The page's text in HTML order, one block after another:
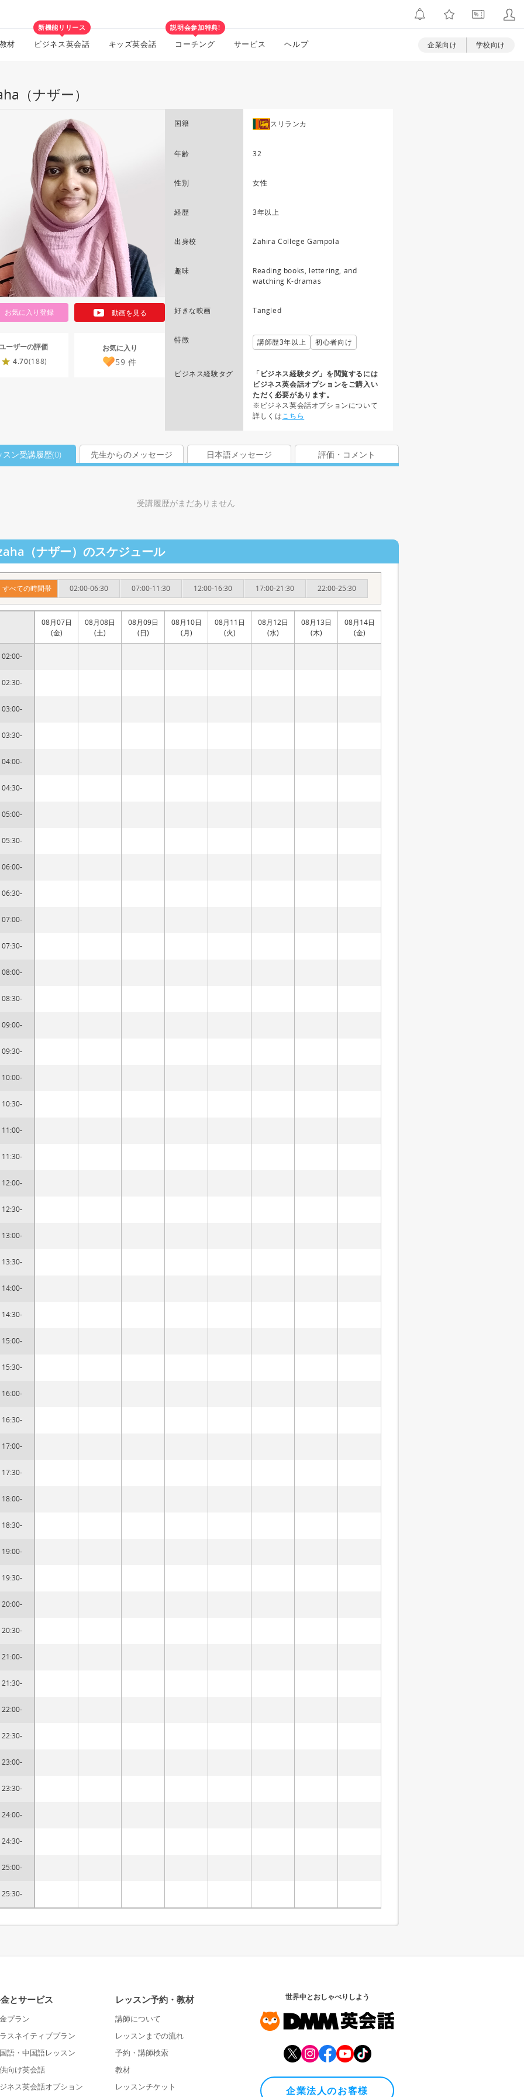
材
新機能リリース
ビジネス英会話 キッズ英会話
説明会参加特典!
コーチング サービス ヘルプ 企業向け 学校向け
（ナザー）
お気に入り登録 動画を見る
ーザーの評価
4.70(188)
お気に入り
59 件
国籍 スリランカ
年齢 32
性別 女性
経歴 3年以上
出身校 Zahira College Gampola
趣味
Reading books, lettering, and
watching K-dramas
好きな映画 Tangled
特徴 講師歴3年以上 初心者向け
ビジネス経験タグ
「ビジネス経験タグ」を閲覧するには
ビジネス英会話オプションをご購入い
ただく必要があります。
※ビジネス英会話オプションについて
詳しくはこちら
スン受講履歴(0) 先生からのメッセージ 日本語メッセージ 評価・コメント
受講履歴がまだありません
（ナザー）のスケジュール
すべての時間帯 02:00-06:30 07:00-11:30 12:00-16:30 17:00-21:30 22:00-25:30
02:00-
02:30-
03:00-
03:30-
04:00-
04:30-
05:00-
05:30-
06:00-
06:30-
07:00-
07:30-
08:00-
08:30-
09:00-
09:30-
10:00-
10:30-
11:00-
11:30-
12:00-
12:30-
13:00-
13:30-
14:00-
14:30-
15:00-
15:30-
16:00-
16:30-
17:00-
17:30-
18:00-
18:30-
19:00-
19:30-
20:00-
20:30-
21:00-
21:30-
22:00-
22:30-
23:00-
23:30-
24:00-
24:30-
25:00-
25:30-
08月07日
(金)
08月08日
(土)
08月09日
(日)
08月10日
(月)
08月11日
(火)
08月12日
(水)
08月13日
(木)
08月14日
(金)
とサービス
プラン
スネイティブプラン
語・中国語レッスン
向け英会話
ネス英会話オプション
レッスン予約・教材
講師について
レッスンまでの流れ
予約・講師検索
教材
レッスンチケット
世界中とおしゃべりしよう
企業法人のお客様